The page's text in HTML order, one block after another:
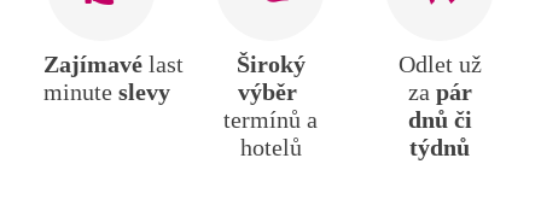
Zajímavé last
minute slevy
Široký
výběr
termínů a
hotelů
Odlet už
za pár
dnů či
týdnů